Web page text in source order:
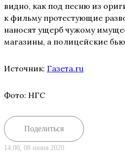
видно, как под песню из
к фильму протестующие
наносят ущерб чужому
магазины, а полицейские
Источник: Газета.ru
Фото: НГС
Поделиться
14:00, 08 июня 2020